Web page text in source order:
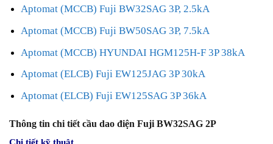
Aptomat (MCCB) Fuji BW32SAG 3P, 2.5kA
Aptomat (MCCB) Fuji BW50SAG 3P, 7.5kA
Aptomat (MCCB) HYUNDAI HGM125H-F 3P 38kA
Aptomat (ELCB) Fuji EW125JAG 3P 30kA
Aptomat (ELCB) Fuji EW125SAG 3P 36kA
Thông tin chi tiết cầu dao điện Fuji BW32SAG 2P
Chi tiết kỹ thuật